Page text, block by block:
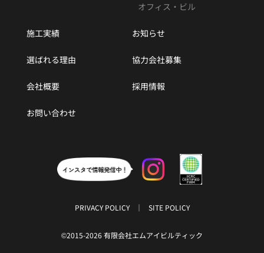
オフィス・ビル
施工実績
選ばれる理由
会社概要
お問い合わせ
お知らせ
協力会社募集
採用情報
PRIVACY POLICY SITE POLICY
©2015-2026 有限会社エムアイビルティック